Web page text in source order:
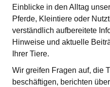
Einblicke in den Alltag
Pferde, Kleintiere oder
verständlich aufbereitete
Hinweise und aktuelle
Ihrer Tiere.
Wir greifen Fragen auf, die
beschäftigen, berichten